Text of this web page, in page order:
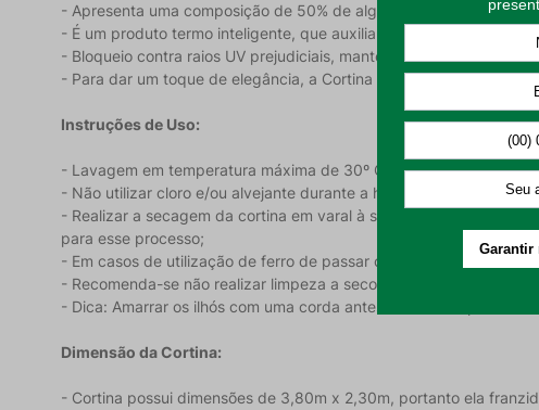
- Apresenta uma composição de 50% de algodão e 50% de
- É um produto termo inteligente, que auxilia a regular a
- Bloqueio contra raios UV prejudiciais, mantendo sua família e
- Para dar um toque de elegância, a Cortina Lore possui ilhós
Instruções de Uso:
- Lavagem em temperatura máxima de 30º C. Com ação
- Não utilizar cloro e/ou alvejante durante a higienização;
- Realizar a secagem da cortina em varal à sombra, pendurando
para esse processo;
- Em casos de utilização de ferro de passar ou a vapor, utilizar
- Recomenda-se não realizar limpeza a seco no produto e não
- Dica: Amarrar os ilhós com uma corda antes de colocar para
Dimensão da Cortina:
- Cortina possui dimensões de 3,80m x 2,30m, portanto ela